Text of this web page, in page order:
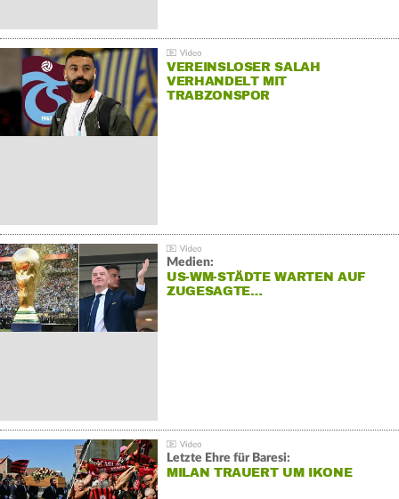
VEREINSLOSER SALAH
VERHANDELT MIT
TRABZONSPOR
Medien:
US-WM-STÄDTE WARTEN AUF
ZUGESAGTE…
Letzte Ehre für Baresi:
MILAN TRAUERT UM IKONE